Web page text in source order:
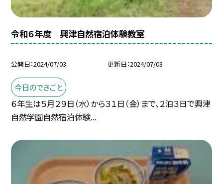
令和６年度 興津自然宿泊体験教室
公開日 2024/07/03 更新日 2024/07/03
今日のできごと
６年生は５月２９日（水）から３１日（金）まで、２泊３日で興津
自然学園自然宿泊体験...